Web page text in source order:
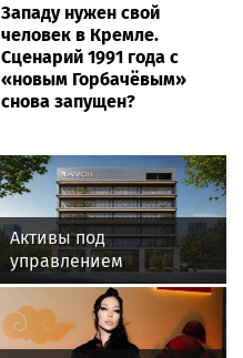
Западу нужен свой
человек в Кремле.
Сценарий 1991 года с
«новым Горбачёвым»
снова запущен?
Активы под
управлением
инвесткомпании AMCH
превысили $50 млн